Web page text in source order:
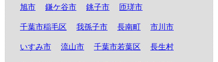
旭市 鎌ケ谷市 銚子市 匝瑳市
千葉市稲毛区 我孫子市 長南町 市川市
いすみ市 流山市 千葉市若葉区 長生村